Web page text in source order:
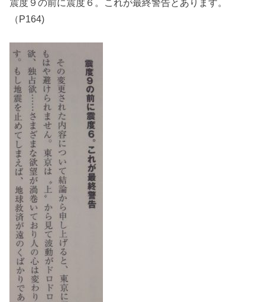
震度９の前に震度６。これが最終警告とあります。
（P164)